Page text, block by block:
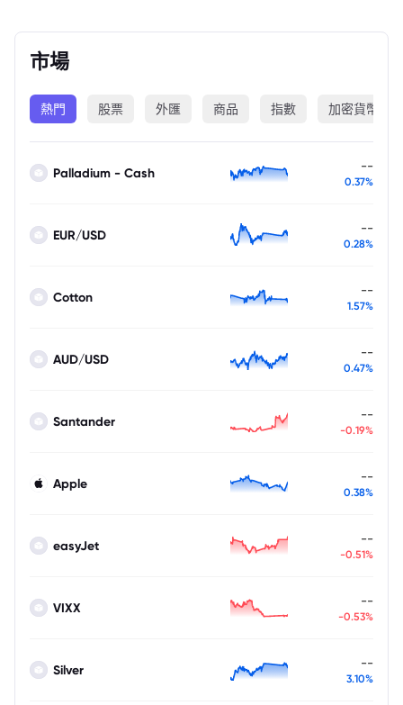
市場
熱門 股票 外匯 商品 指數 加密貨幣
Palladium - Cash --
0.37%
EUR/USD --
0.28%
Cotton --
1.57%
AUD/USD --
0.47%
Santander --
-0.19%
Apple --
0.38%
easyJet --
-0.51%
VIXX --
-0.53%
Silver --
3.10%